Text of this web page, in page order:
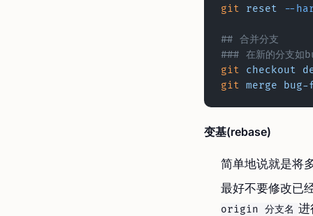
git reset --
## 合并分支
### 在新的分支如
git checkout
git merge
变基(rebase)
简单地说就是将
最好不要修改已
origin 分支名 进